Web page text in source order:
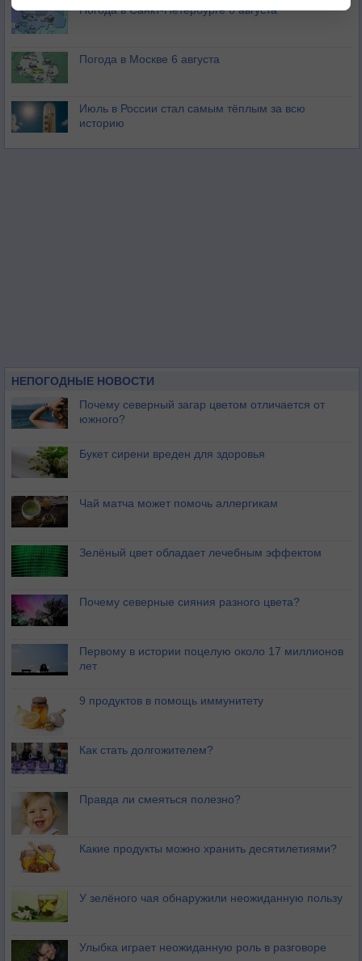
Погода в Санкт-Петербурге 6 августа
Погода в Москве 6 августа
Июль в России стал самым тёплым за всю
историю
НЕПОГОДНЫЕ НОВОСТИ
Почему северный загар цветом отличается от
южного?
Букет сирени вреден для здоровья
Чай матча может помочь аллергикам
Зелёный цвет обладает лечебным эффектом
Почему северные сияния разного цвета?
Первому в истории поцелую около 17 миллионов
лет
9 продуктов в помощь иммунитету
Как стать долгожителем?
Правда ли смеяться полезно?
Какие продукты можно хранить десятилетиями?
У зелёного чая обнаружили неожиданную пользу
Улыбка играет неожиданную роль в разговоре